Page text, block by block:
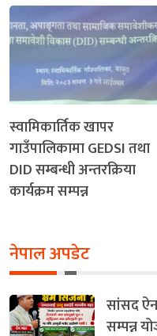
स्वामिकार्तिक खापर
गाउँपालिकामा GEDSI तथा
DID सम्बन्धी अन्तरक्रिया
कार्यक्रम सम्पन्न
नेपाल अपडेट
सांसद
सम्पन्न